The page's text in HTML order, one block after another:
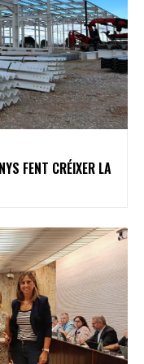
FENT CRÉIXER LA